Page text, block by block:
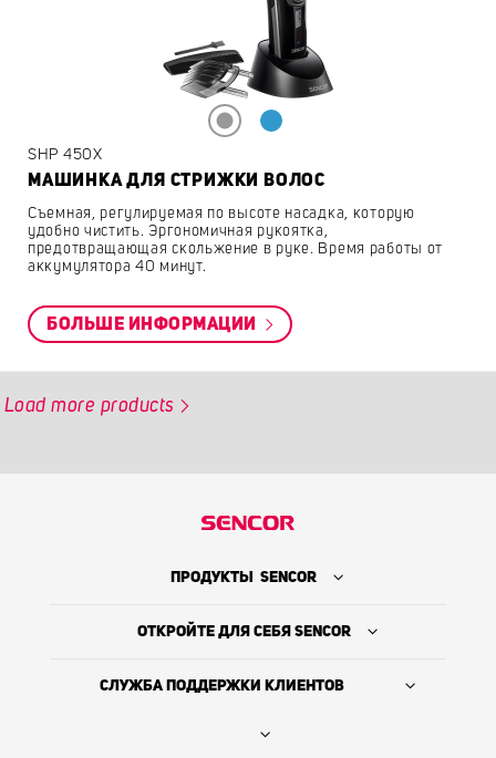
SHP 450X
МАШИНКА ДЛЯ СТРИЖКИ ВОЛОС
Съемная, регулируемая по высоте насадка, которую
удобно чистить. Эргономичная рукоятка,
предотвращающая скольжение в руке. Время работы от
аккумулятора 40 минут.
БОЛЬШЕ ИНФОРМАЦИИ
Load more products
ПРОДУКТЫ SENCOR
ОТКРОЙТЕ ДЛЯ СЕБЯ SENCOR
СЛУЖБА ПОДДЕРЖКИ КЛИЕНТОВ